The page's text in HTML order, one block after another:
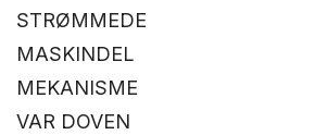
STRØMMEDE
MASKINDEL
MEKANISME
VAR DOVEN